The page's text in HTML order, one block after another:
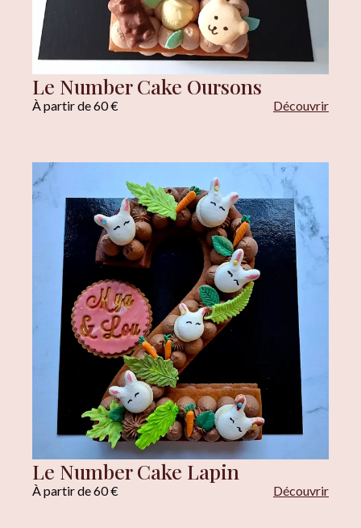
Le Number Cake Oursons
À partir de 60 € Découvrir
Le Number Cake Lapin
À partir de 60 € Découvrir